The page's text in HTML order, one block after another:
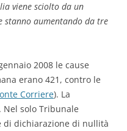
viene sciolto da un
stanno aumentando da tre
2008 le cause
erano 421, contro le
Corriere). La
solo Tribunale
di dichiarazione di nullità